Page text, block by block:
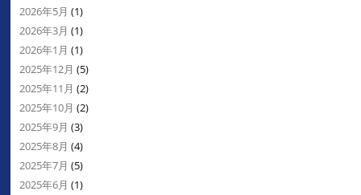
2026年5月 (1)
2026年3月 (1)
2026年1月 (1)
2025年12月 (5)
2025年11月 (2)
2025年10月 (2)
2025年9月 (3)
2025年8月 (4)
2025年7月 (5)
2025年6月 (1)